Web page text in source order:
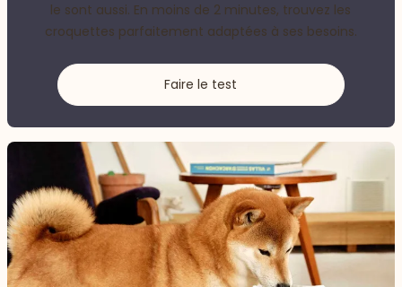
le sont aussi. En moins de 2 minutes, trouvez les
croquettes parfaitement adaptées à ses besoins.
Faire le test